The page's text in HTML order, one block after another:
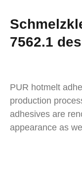
7562.1
PUR hotmelt
production
adhesives are
appearance as